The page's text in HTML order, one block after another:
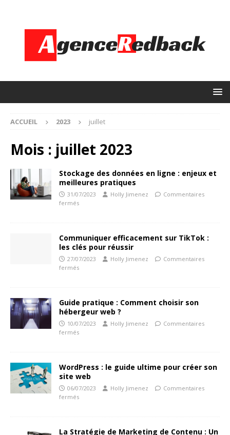
ACCUEIL 2023 juillet
Mois : juillet 2023
Stockage des données en ligne : enjeux et
meilleures pratiques
31/07/2023 Holly Jimenez
Commentaires
fermés
Communiquer efficacement sur TikTok :
les clés pour réussir
27/07/2023 Holly Jimenez
Commentaires
fermés
Guide pratique : Comment choisir son
hébergeur web ?
10/07/2023 Holly Jimenez
Commentaires
fermés
WordPress : le guide ultime pour créer son
site web
06/07/2023 Holly Jimenez
Commentaires
fermés
La Stratégie de Marketing de Contenu : Un